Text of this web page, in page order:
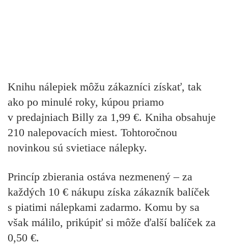
Knihu nálepiek môžu zákazníci získať, tak
ako po minulé roky, kúpou priamo
v predajniach Billy za 1,99 €. Kniha obsahuje
210 nalepovacích miest. Tohtoročnou
novinkou sú svietiace nálepky.
Princíp zbierania ostáva nezmenený – za
každých 10 € nákupu získa zákazník balíček
s piatimi nálepkami zadarmo. Komu by sa
však málilo, prikúpiť si môže ďalší balíček za
0,50 €.